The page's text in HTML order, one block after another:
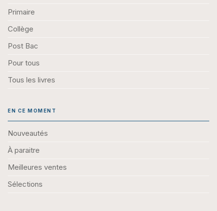
Primaire
Collège
Post Bac
Pour tous
Tous les livres
EN CE MOMENT
Nouveautés
À paraitre
Meilleures ventes
Sélections